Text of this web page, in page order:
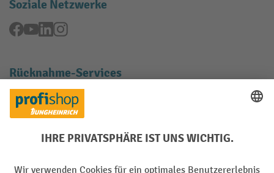
Soziale Netzwerke
Facebook
YouTubeLinkedInInstagram
Rücknahme-Services
Elektrogeräte Rückname
Batterie Rückname